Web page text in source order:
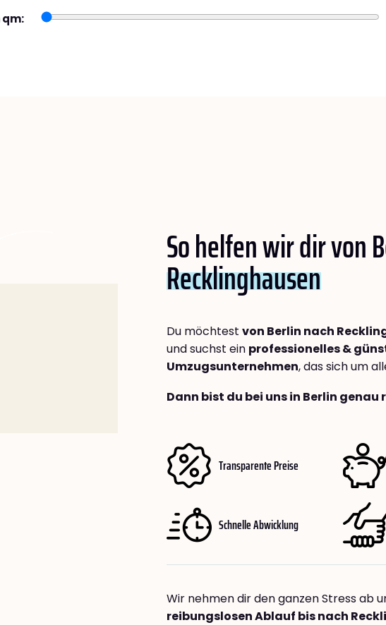
So helfen wir dir von
Recklinghausen
Du möchtest von Berlin nach
und suchst ein professionelles &
Umzugsunternehmen, das sich um
Dann bist du bei uns in Berlin
Transparente Preise
Schnelle Abwicklung
Wir nehmen dir den ganzen Stress ab
reibungslosen Ablauf bis nach